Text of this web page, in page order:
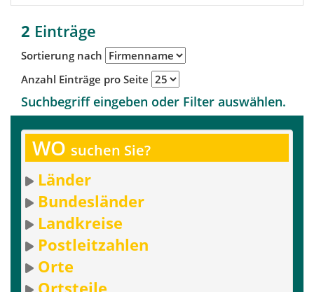
2 Einträge
Sortierung nach
Anzahl Einträge pro Seite
Suchbegriff eingeben oder Filter auswählen.
WO suchen Sie?
Länder
Bundesländer
Landkreise
Postleitzahlen
Orte